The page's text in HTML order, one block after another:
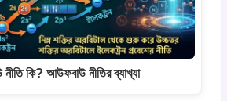
কি? আউফবাউ নীতির ব্যাখ্যা